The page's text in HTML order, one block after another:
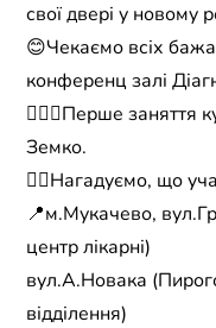
свої двері у новому
😊Чекаємо всіх
конференц залі
👩🏻‍⚕️Перше заняття
Земко.
☝🏻Нагадуємо, що
📍м.Мукачево,
центр лікарні)
вул.А.Новака
відділення)